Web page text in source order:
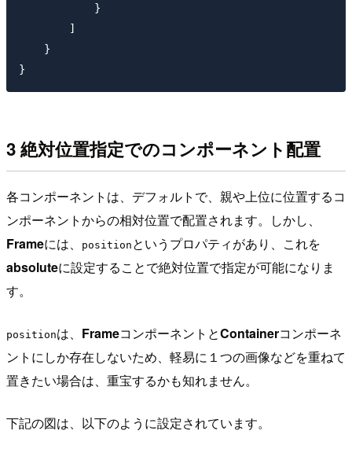
            }
        ]
    }
3 絶対位置指定でのコンポーネント配置
各コンポーネントは、デフォルトで、親や上位に位置するコ
ンポーネントからの相対位置で配置されます。しかし、
Frameには、 position というプロパティがあり、これを
absoluteに設定することで絶対位置で指定が可能になりま
す。
positionは、 FrameコンポーネントとContainerコンポーネ
ントにしか存在しないため、軽易に１つの画像などを重ねて
置きたい場合は、重宝するかも知れません。
下記の図は、以下のように設定されています。